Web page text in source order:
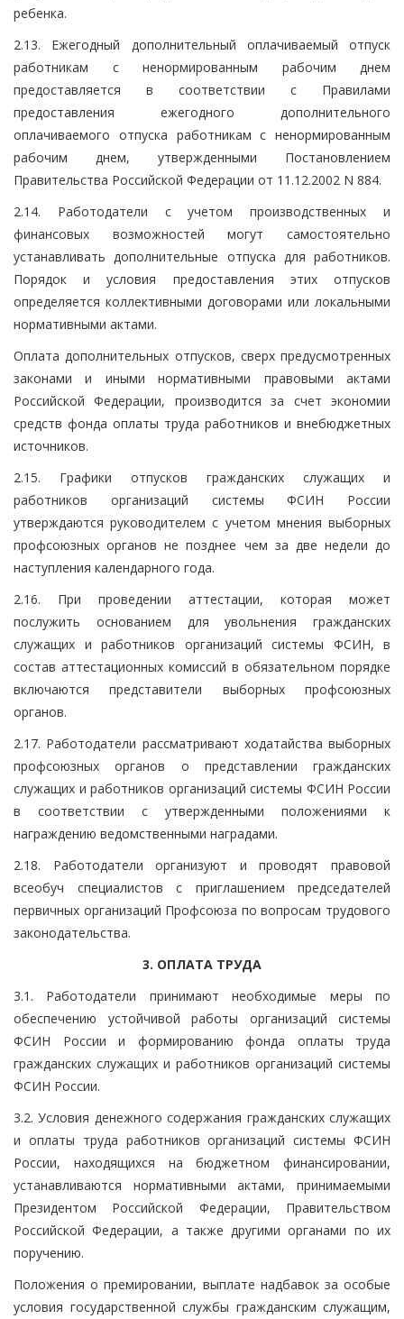
ребенка.
2.13. Ежегодный дополнительный оплачиваемый отпуск
работникам с ненормированным рабочим днем
предоставляется в соответствии с Правилами
предоставления ежегодного дополнительного
оплачиваемого отпуска работникам с ненормированным
рабочим днем, утвержденными Постановлением
Правительства Российской Федерации от 11.12.2002 N 884.
2.14. Работодатели с учетом производственных и
финансовых возможностей могут самостоятельно
устанавливать дополнительные отпуска для работников.
Порядок и условия предоставления этих отпусков
определяется коллективными договорами или локальными
нормативными актами.
Оплата дополнительных отпусков, сверх предусмотренных
законами и иными нормативными правовыми актами
Российской Федерации, производится за счет экономии
средств фонда оплаты труда работников и внебюджетных
источников.
2.15. Графики отпусков гражданских служащих и
работников организаций системы ФСИН России
утверждаются руководителем с учетом мнения выборных
профсоюзных органов не позднее чем за две недели до
наступления календарного года.
2.16. При проведении аттестации, которая может
послужить основанием для увольнения гражданских
служащих и работников организаций системы ФСИН, в
состав аттестационных комиссий в обязательном порядке
включаются представители выборных профсоюзных
органов.
2.17. Работодатели рассматривают ходатайства выборных
профсоюзных органов о представлении гражданских
служащих и работников организаций системы ФСИН России
в соответствии с утвержденными положениями к
награждению ведомственными наградами.
2.18. Работодатели организуют и проводят правовой
всеобуч специалистов с приглашением председателей
первичных организаций Профсоюза по вопросам трудового
законодательства.
3. ОПЛАТА ТРУДА
3.1. Работодатели принимают необходимые меры по
обеспечению устойчивой работы организаций системы
ФСИН России и формированию фонда оплаты труда
гражданских служащих и работников организаций системы
ФСИН России.
3.2. Условия денежного содержания гражданских служащих
и оплаты труда работников организаций системы ФСИН
России, находящихся на бюджетном финансировании,
устанавливаются нормативными актами, принимаемыми
Президентом Российской Федерации, Правительством
Российской Федерации, а также другими органами по их
поручению.
Положения о премировании, выплате надбавок за особые
условия государственной службы гражданским служащим,